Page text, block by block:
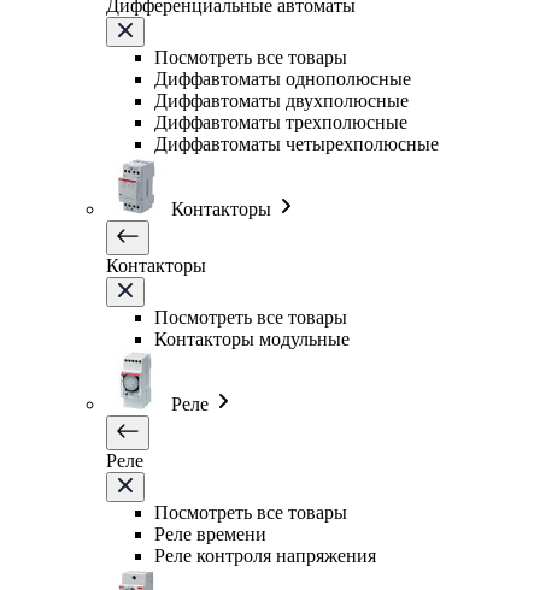
Дифференциальные автоматы
Посмотреть все товары
Диффавтоматы однополюсные
Диффавтоматы двухполюсные
Диффавтоматы трехполюсные
Диффавтоматы четырехполюсные
Контакторы
Контакторы
Посмотреть все товары
Контакторы модульные
Реле
Реле
Посмотреть все товары
Реле времени
Реле контроля напряжения